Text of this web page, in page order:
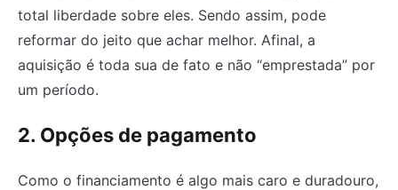
total liberdade sobre eles. Sendo assim, pode
reformar do jeito que achar melhor. Afinal, a
aquisição é toda sua de fato e não “emprestada” por
um período.
2. Opções de pagamento
Como o financiamento é algo mais caro e duradouro,